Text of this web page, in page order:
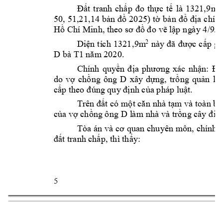
5
Đất tranh chấp đo thực tế là 1321,9m
50, 51,21,14 bản đồ 2025) tờ bản đồ địa c
Hồ Chí Minh, theo sơ đồ đo vẽ lập ngày 4/9/
Diện tích 1321,9m2 này đã được cấp gi
D bà T1 năm 2020.
Chính quyền địa phương xác nhận:
do vợ chồng ông D xây dựng, trồng quản lý
cấp theo đúng quy định của pháp luật.
Trên đất có một căn nhà tạm và toàn
của vợ chồng ông D làm nhà và trồng cây đ
Tòa án và cơ quan chuyên môn, chính
đất tranh chấp, thì thấy: